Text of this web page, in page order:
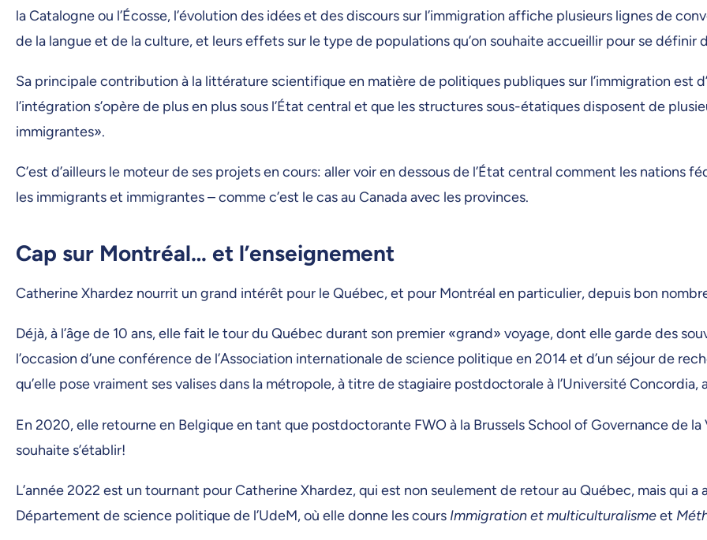
la Catalogne ou l’Écosse, l’évolution des idées et des discours sur l’immigration affiche plusieurs lignes de
de la langue et de la culture, et leurs effets sur le type de populations qu’on souhaite accueillir pour se définir
Sa principale contribution à la littérature scientifique en matière de politiques publiques sur l’immigration est
l’intégration s’opère de plus en plus sous l’État central et que les structures sous-étatiques disposent de
immigrantes».
C’est d’ailleurs le moteur de ses projets en cours: aller voir en dessous de l’État central comment les
les immigrants et immigrantes – comme c’est le cas au Canada avec les provinces.
Cap sur Montréal… et l’enseignement
Catherine Xhardez nourrit un grand intérêt pour le Québec, et pour Montréal en particulier, depuis bon
Déjà, à l’âge de 10 ans, elle fait le tour du Québec durant son premier «grand» voyage, dont elle garde des
l’occasion d’une conférence de l’Association internationale de science politique en 2014 et d’un séjour de
qu’elle pose vraiment ses valises dans la métropole, à titre de stagiaire postdoctorale à l’Université
En 2020, elle retourne en Belgique en tant que postdoctorante FWO à la Brussels School of Governance de
souhaite s’établir!
L’année 2022 est un tournant pour Catherine Xhardez, qui est non seulement de retour au Québec, mais qui
Département de science politique de l’UdeM, où elle donne les cours Immigration et multiculturalismeet